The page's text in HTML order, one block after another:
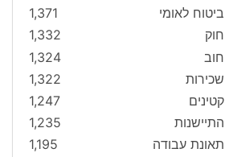
ביטוח לאומי
1,371
חוק
1,332
חוב
1,324
שכירות
1,322
קטינים
1,247
התיישנות
1,235
תאונת עבודה
1,195